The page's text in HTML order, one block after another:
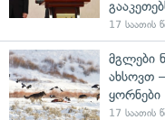
17 საათის
მგლები
ახსოვთ
ყორნები
17 საათის